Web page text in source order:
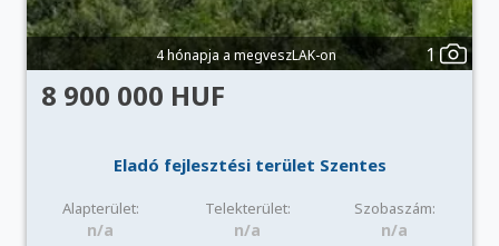
4 hónapja a megveszLAK-on 1
8 900 000 HUF
Eladó fejlesztési terület Szentes
Alapterület: Telekterület: Szobaszám:
n/a n/a n/a